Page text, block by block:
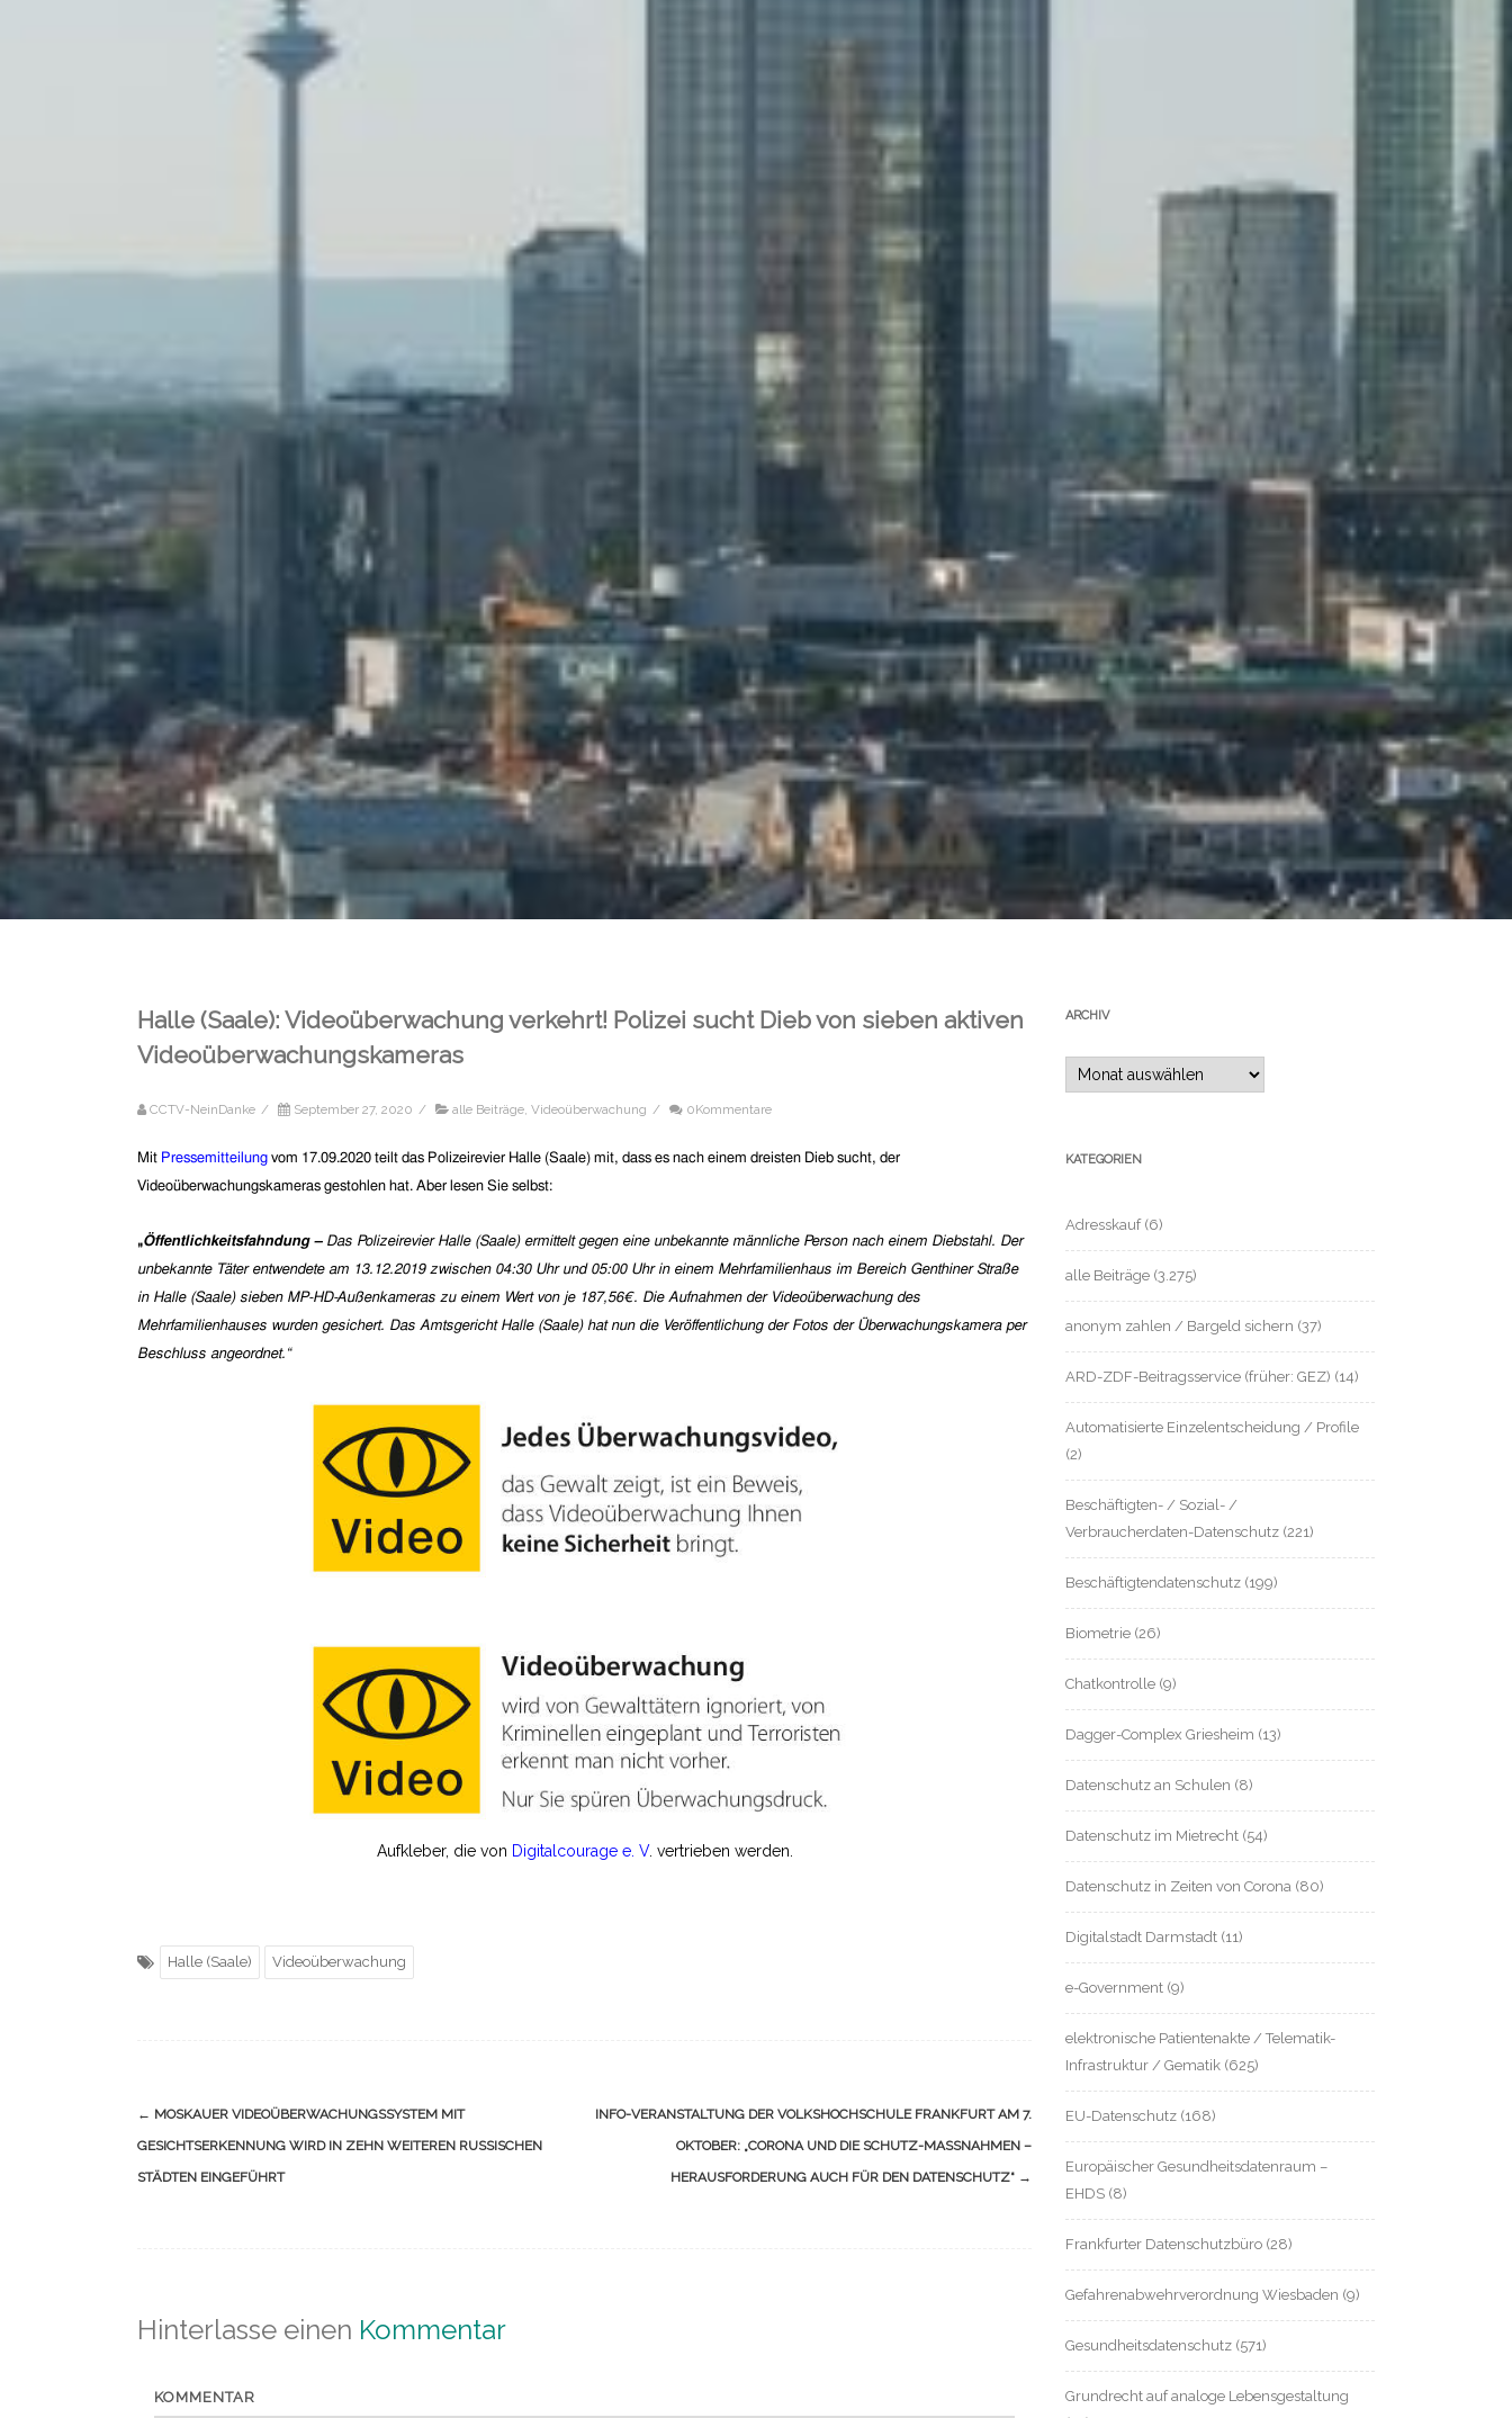
Halle (Saale): Videoüberwachung verkehrt! Polizei sucht Dieb von sieben aktiven
Videoüberwachungskameras
CCTV-NeinDanke / September 27, 2020 / alle Beiträge Videoüberwachung / 0Kommentare
Mit Pressemitteilung vom 17.09.2020 teilt das Polizeirevier Halle (Saale) mit, dass es nach einem dreisten Dieb sucht, der
Videoüberwachungskameras gestohlen hat. Aber lesen Sie selbst:
„Öffentlichkeitsfahndung – Das Polizeirevier Halle (Saale) ermittelt gegen eine unbekannte männliche Person nach einem Diebstahl. Der
unbekannte Täter entwendete am 13.12.2019 zwischen 04:30 Uhr und 05:00 Uhr in einem Mehrfamilienhaus im Bereich Genthiner Straße
in Halle (Saale) sieben MP-HD-Außenkameras zu einem Wert von je 187,56€. Die Aufnahmen der Videoüberwachung des
Mehrfamilienhauses wurden gesichert. Das Amtsgericht Halle (Saale) hat nun die Veröffentlichung der Fotos der Überwachungskamera per
Beschluss angeordnet.“
Aufkleber, die von Digitalcourage e. V. vertrieben werden.
Halle (Saale) Videoüberwachung
Navigation
(Beiträge)
← MOSKAUER VIDEOÜBERWACHUNGSSYSTEM MIT
GESICHTSERKENNUNG WIRD IN ZEHN WEITEREN RUSSISCHEN
STÄDTEN EINGEFÜHRT
INFO-VERANSTALTUNG DER VOLKSHOCHSCHULE FRANKFURT AM 7.
OKTOBER: „CORONA UND DIE SCHUTZ-MASSNAHMEN – H
ERAUSFORDERUNG AUCH FÜR DEN DATENSCHUTZ“ →
Hinterlasse einen Kommentar
KOMMENTAR
ARCHIV
Archiv
KATEGORIEN
Adresskauf(6)
alle Beiträge (3.275)
anonym zahlen / Bargeld sichern (37)
ARD-ZDF-Beitragsservice (früher: GEZ) (14)
Automatisierte Einzelentscheidung / Profile
(2)
Beschäftigten- / Sozial- /
Verbraucherdaten-Datenschutz (221)
Beschäftigtendatenschutz (199)
Biometrie (26)
Chatkontrolle (9)
Dagger-Complex Griesheim (13)
Datenschutz an Schulen (8)
Datenschutz im Mietrecht (54)
Datenschutz in Zeiten von Corona (80)
Digitalstadt Darmstadt (11)
e-Government (9)
elektronische Patientenakte / Telematik-
Infrastruktur / Gematik (625)
EU-Datenschutz (168)
Europäischer Gesundheitsdatenraum –
EHDS (8)
Frankfurter Datenschutzbüro (28)
Gefahrenabwehrverordnung Wiesbaden (9)
Gesundheitsdatenschutz (571)
Grundrecht auf analoge Lebensgestaltung